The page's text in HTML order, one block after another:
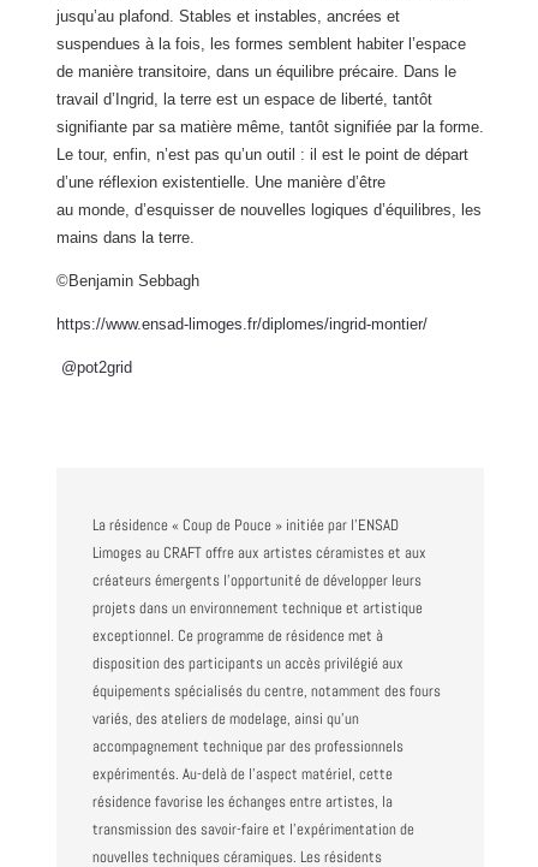
jusqu’au plafond. Stables et instables, ancrées et
suspendues à la fois, les formes semblent habiter l’espace
de manière transitoire, dans un équilibre précaire. Dans le
travail d’Ingrid, la terre est un espace de liberté, tantôt
signifiante par sa matière même, tantôt signifiée par la forme.
Le tour, enfin, n’est pas qu’un outil : il est le point de départ
d’une réflexion existentielle. Une manière d’être
au monde, d’esquisser de nouvelles logiques d’équilibres, les
mains dans la terre.
©Benjamin Sebbagh
https://www.ensad-limoges.fr/diplomes/ingrid-montier/
@pot2grid
La résidence « Coup de Pouce » initiée par l’ENSAD
Limoges au CRAFT offre aux artistes céramistes et aux
créateurs émergents l’opportunité de développer leurs
projets dans un environnement technique et artistique
exceptionnel. Ce programme de résidence met à
disposition des participants un accès privilégié aux
équipements spécialisés du centre, notamment des fours
variés, des ateliers de modelage, ainsi qu’un
accompagnement technique par des professionnels
expérimentés. Au-delà de l’aspect matériel, cette
résidence favorise les échanges entre artistes, la
transmission des savoir-faire et l’expérimentation de
nouvelles techniques céramiques. Les résidents